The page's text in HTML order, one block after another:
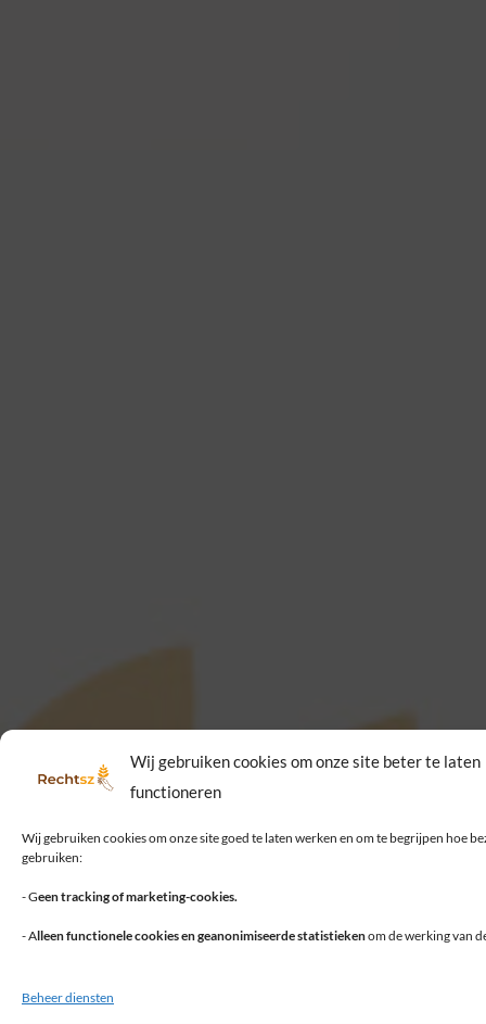
Wij gebruiken cookies om onze site beter te laten
functioneren
Wij gebruiken cookies om onze site goed te laten werken en om te begrijpen hoe
gebruiken:
- Geen tracking of marketing-cookies.
- Alleen functionele cookies en geanonimiseerde statistiekenom de werking van
Beheer diensten